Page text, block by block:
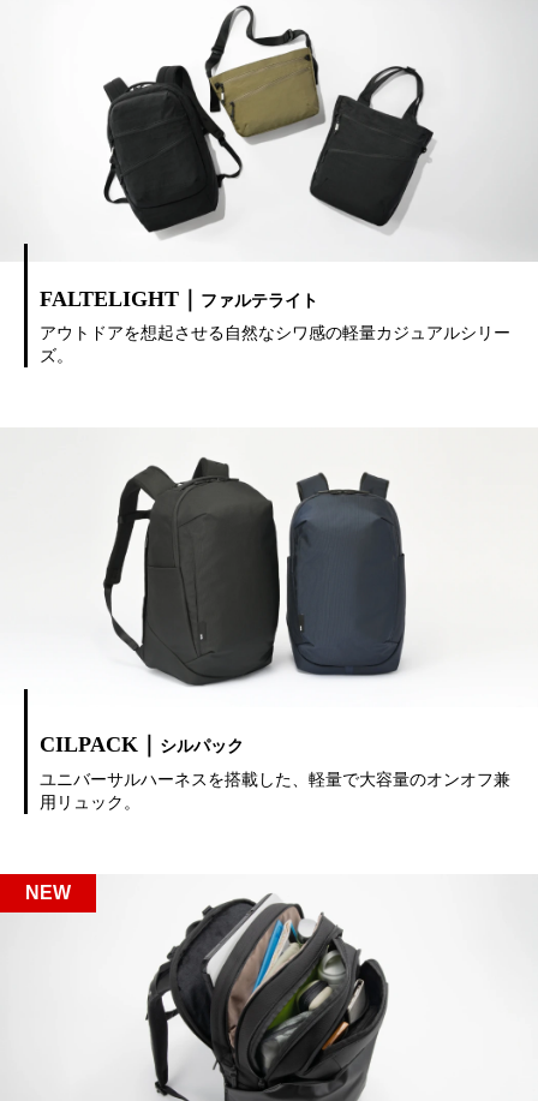
FALTELIGHT｜
ファルテライト
アウトドアを想起させる自然なシワ感の軽量カジュアルシリー
ズ。
CILPACK｜
シルパック
ユニバーサルハーネスを搭載した、軽量で大容量のオンオフ兼
用リュック。